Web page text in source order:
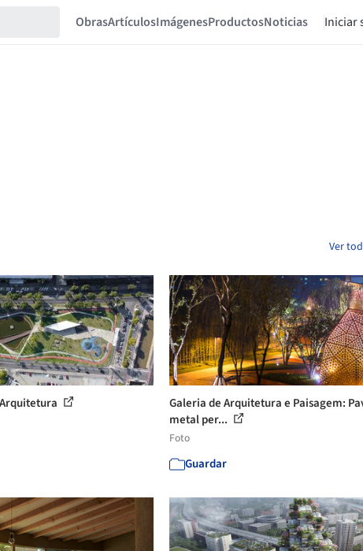
ObrasArtículosImágenesProductosNoticias Iniciar
Ver
Galeria de Arquitetura e Paisagem:
metal per...
Foto
Guardar